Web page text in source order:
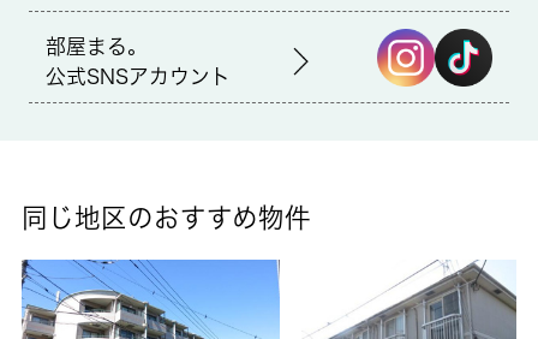
部屋まる。
公式SNSアカウント
同じ地区のおすすめ物件